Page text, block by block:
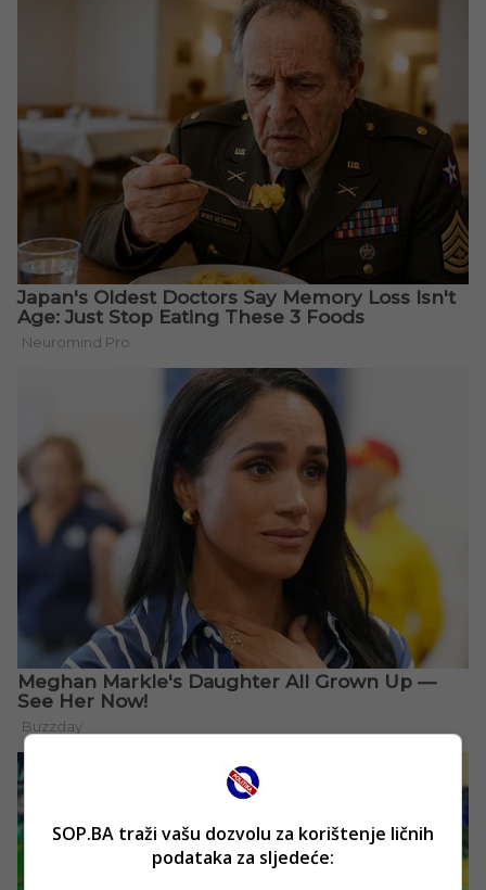
SOP.BA traži vašu dozvolu za korištenje ličnih
podataka za sljedeće: